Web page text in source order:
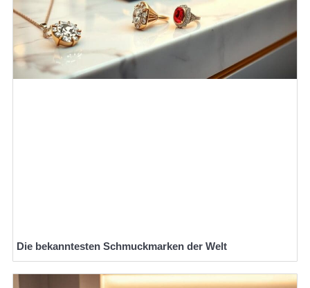
Die bekanntesten Schmuckmarken der Welt